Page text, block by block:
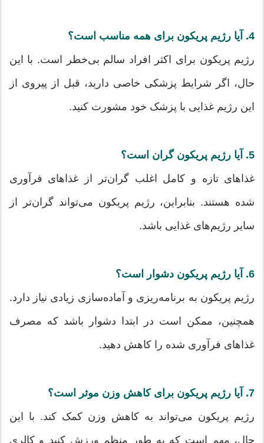
4. آیا رژیم پریکون برای همه مناسب است؟
رژیم پریکون برای اکثر افراد سالم بی‌خطر است. با این
حال، اگر شرایط پزشکی خاصی دارید، قبل از پیروی از
این رژیم غذایی با پزشک خود مشورت کنید.
5. آیا رژیم پریکون گران است؟
غذاهای تازه و کامل اغلب گران‌تر از غذاهای فرآوری
شده هستند. بنابراین، رژیم پریکون می‌تواند گران‌تر از
سایر رژیم‌های غذایی باشد.
6. آیا رژیم پریکون دشوار است؟
رژیم پریکون به برنامه‌ریزی و آماده‌سازی زیادی نیاز دارد.
همچنین، ممکن است در ابتدا دشوار باشد که مصرف
غذاهای فرآوری شده را کاهش دهید.
7. آیا رژیم پریکون برای کاهش وزن موثر است؟
رژیم پریکون می‌تواند به کاهش وزن کمک کند. با این
حال، مهم است که به طور منظم ورزش کنید و کالری